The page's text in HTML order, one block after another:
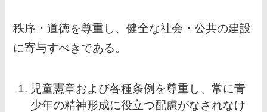
秩序・道徳を尊重し、健全な社会・公共の建設
に寄与すべきである。
児童憲章および各種条例を尊重し、常に青
少年の精神形成に役立つ配慮がなされなけ